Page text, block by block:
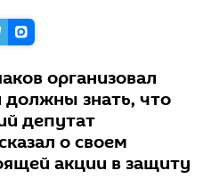
организовал
знать, что
депутат
о своем
акции в защиту